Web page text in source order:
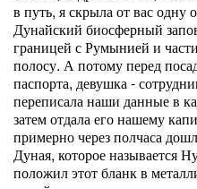
в путь, я скрыла от вас одну
Дунайский биосферный
границей с Румынией и
полосу. А потому перед
паспорта, девушка -
переписала наши данные в
затем отдала его нашему
примерно через полчаса
Дуная, которое называется
положил этот бланк в